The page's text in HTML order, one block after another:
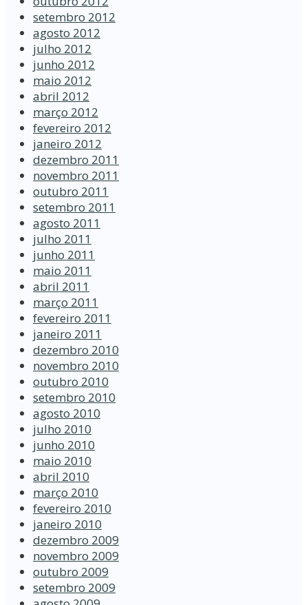
setembro 2012
agosto 2012
julho 2012
junho 2012
maio 2012
abril 2012
março 2012
fevereiro 2012
janeiro 2012
dezembro 2011
novembro 2011
outubro 2011
setembro 2011
agosto 2011
julho 2011
junho 2011
maio 2011
abril 2011
março 2011
fevereiro 2011
janeiro 2011
dezembro 2010
novembro 2010
outubro 2010
setembro 2010
agosto 2010
julho 2010
junho 2010
maio 2010
abril 2010
março 2010
fevereiro 2010
janeiro 2010
dezembro 2009
novembro 2009
outubro 2009
setembro 2009